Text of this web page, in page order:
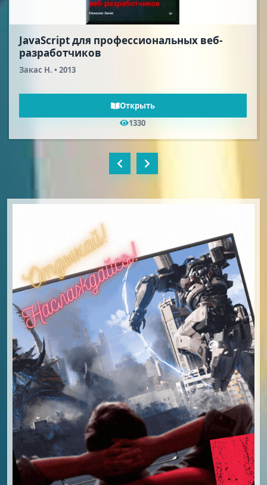
HTML5. Для профессионалов
Гоше Х. Д. • 2013
Открыть
649